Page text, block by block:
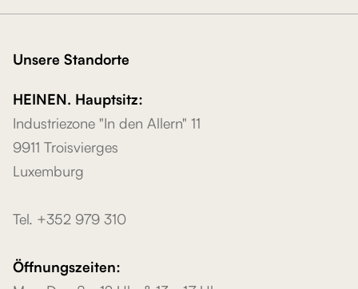
Unsere Standorte
HEINEN. Hauptsitz:
Industriezone "In den Allern" 11
9911 Troisvierges
Luxemburg
Tel. +352 979 310
Öffnungszeiten: